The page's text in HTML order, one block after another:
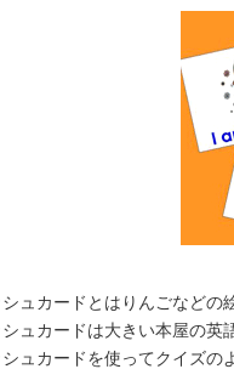
ュカードとはりんごなどの
ュカードは大きい本屋の英
ュカードを使ってクイズの